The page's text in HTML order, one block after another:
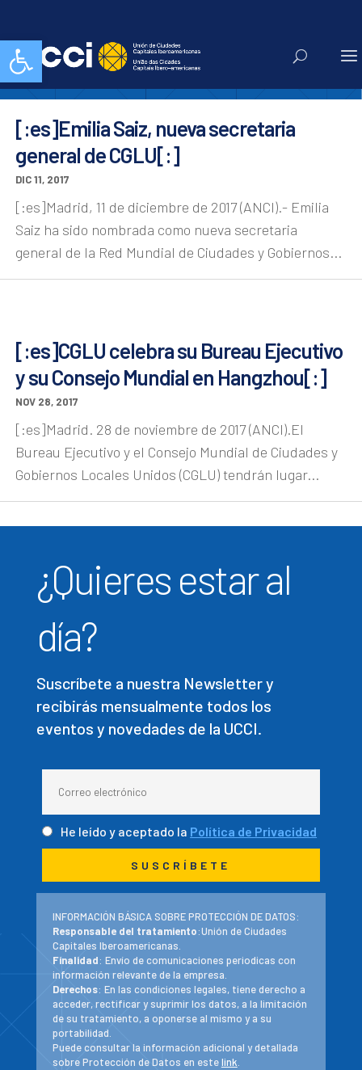
Abrir barra de herramientasHangzhou
[:es]Emilia Saiz, nueva secretaria
general de CGLU[:]
DIC 11, 2017
[:es]Madrid, 11 de diciembre de 2017 (ANCI).- Emilia
Saiz ha sido nombrada como nueva secretaria
general de la Red Mundial de Ciudades y Gobiernos...
[:es]CGLU celebra su Bureau Ejecutivo
y su Consejo Mundial en Hangzhou[:]
NOV 28, 2017
[:es]Madrid. 28 de noviembre de 2017 (ANCI).El
Bureau Ejecutivo y el Consejo Mundial de Ciudades y
Gobiernos Locales Unidos (CGLU) tendrán lugar...
¿Quieres estar al
día?
Suscríbete a nuestra Newsletter y
recibirás mensualmente todos los
eventos y novedades de la UCCI.
He leído y aceptado la Política de Privacidad
INFORMACIÓN BÁSICA SOBRE PROTECCIÓN DE DATOS:
Responsable del tratamiento:Unión de Ciudades
Capitales Iberoamericanas.
Finalidad: Envío de comunicaciones periodicas con
información relevante de la empresa.
Derechos: En las condiciones legales, tiene derecho a
acceder, rectificar y suprimir los datos, a la limitación
de su tratamiento, a oponerse al mismo y a su
portabilidad.
Puede consultar la información adicional y detallada
sobre Protección de Datos en estelink.